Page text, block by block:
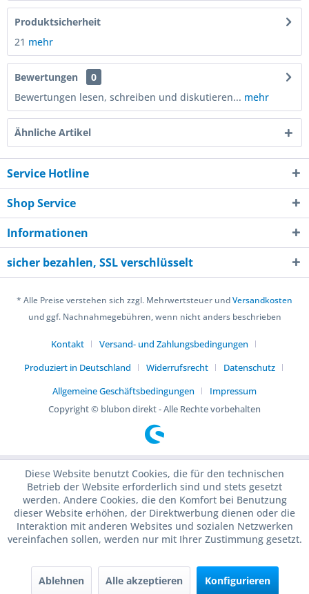
Produktsicherheit
21 mehr
Bewertungen
0
Bewertungen lesen, schreiben und diskutieren... mehr
Ähnliche Artikel
Service Hotline
Shop Service
Informationen
sicher bezahlen, SSL verschlüsselt
* Alle Preise verstehen sich zzgl. Mehrwertsteuer undVersandkosten
und ggf. Nachnahmegebühren, wenn nicht anders beschrieben
Kontakt
Versand- und Zahlungsbedingungen
Produziert in Deutschland
Widerrufsrecht
Datenschutz
Allgemeine Geschäftsbedingungen
Impressum
Copyright © blubon direkt - Alle Rechte vorbehalten
Diese Website benutzt Cookies, die für den technischen
Betrieb der Website erforderlich sind und stets gesetzt
werden. Andere Cookies, die den Komfort bei Benutzung
dieser Website erhöhen, der Direktwerbung dienen oder die
Interaktion mit anderen Websites und sozialen Netzwerken
vereinfachen sollen, werden nur mit Ihrer Zustimmung gesetzt.
Ablehnen Alle akzeptieren Konfigurieren